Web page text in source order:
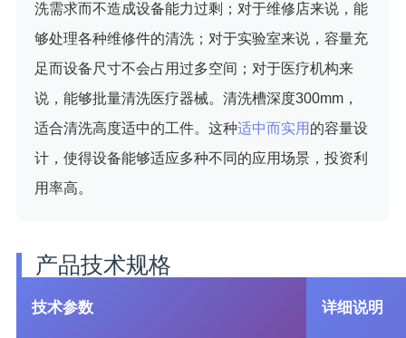
洗需求而不造成设备能力过剩；对于维修店来说，能
够处理各种维修件的清洗；对于实验室来说，容量充
足而设备尺寸不会占用过多空间；对于医疗机构来
说，能够批量清洗医疗器械。清洗槽深度300mm，
适合清洗高度适中的工件。这种适中而实用 的容量设
计，使得设备能够适应多种不同的应用场景，投资利
用率高。
产品技术规格
技术参数 详细说明